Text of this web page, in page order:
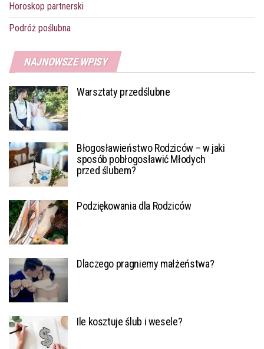
Horoskop partnerski
Podróż poślubna
NAJNOWSZE WPISY
Warsztaty przedślubne
Błogosławieństwo Rodziców – w jaki
sposób pobłogosławić Młodych
przed ślubem?
Podziękowania dla Rodziców
Dlaczego pragniemy małżeństwa?
Ile kosztuje ślub i wesele?